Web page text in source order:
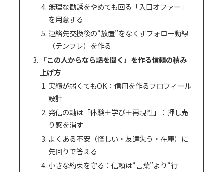
無理な勧誘をやめても回る「入口オファー」
を用意する
連絡先交換後の“放置”をなくすフォロー動線
（テンプレ）を作る
「この人からなら話を聞く」を作る信頼の積み
上げ方
実績が弱くてもOK：信用を作るプロフィール
設計
発信の軸は「体験＋学び＋再現性」：押し売
り感を消す
よくある不安（怪しい・友達失う・在庫）に
先回りで答える
小さな約束を守る：信頼は“言葉”より“行